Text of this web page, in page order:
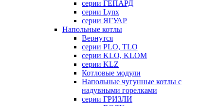
серии ГЕПАРД
серии Lynx
серии ЯГУАР
Напольные котлы
Вернутся
серии PLO, TLO
серии KLO, KLOM
серии KLZ
Котловые модули
Напольные чугунные котлы с
надувными горелками
серии ГРИЗЛИ